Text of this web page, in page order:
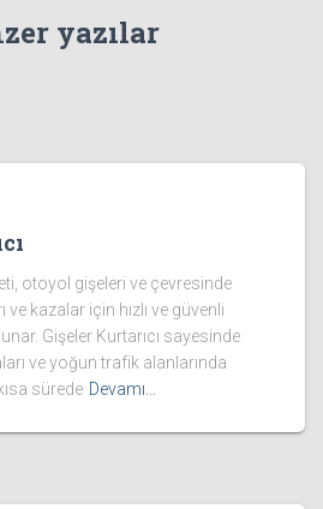
yazılar
otoyol gişeleri ve çevresinde
ve kazalar için hızlı ve güvenli
Gişeler Kurtarıcı sayesinde
ve yoğun trafik alanlarında
sürede Devamı…